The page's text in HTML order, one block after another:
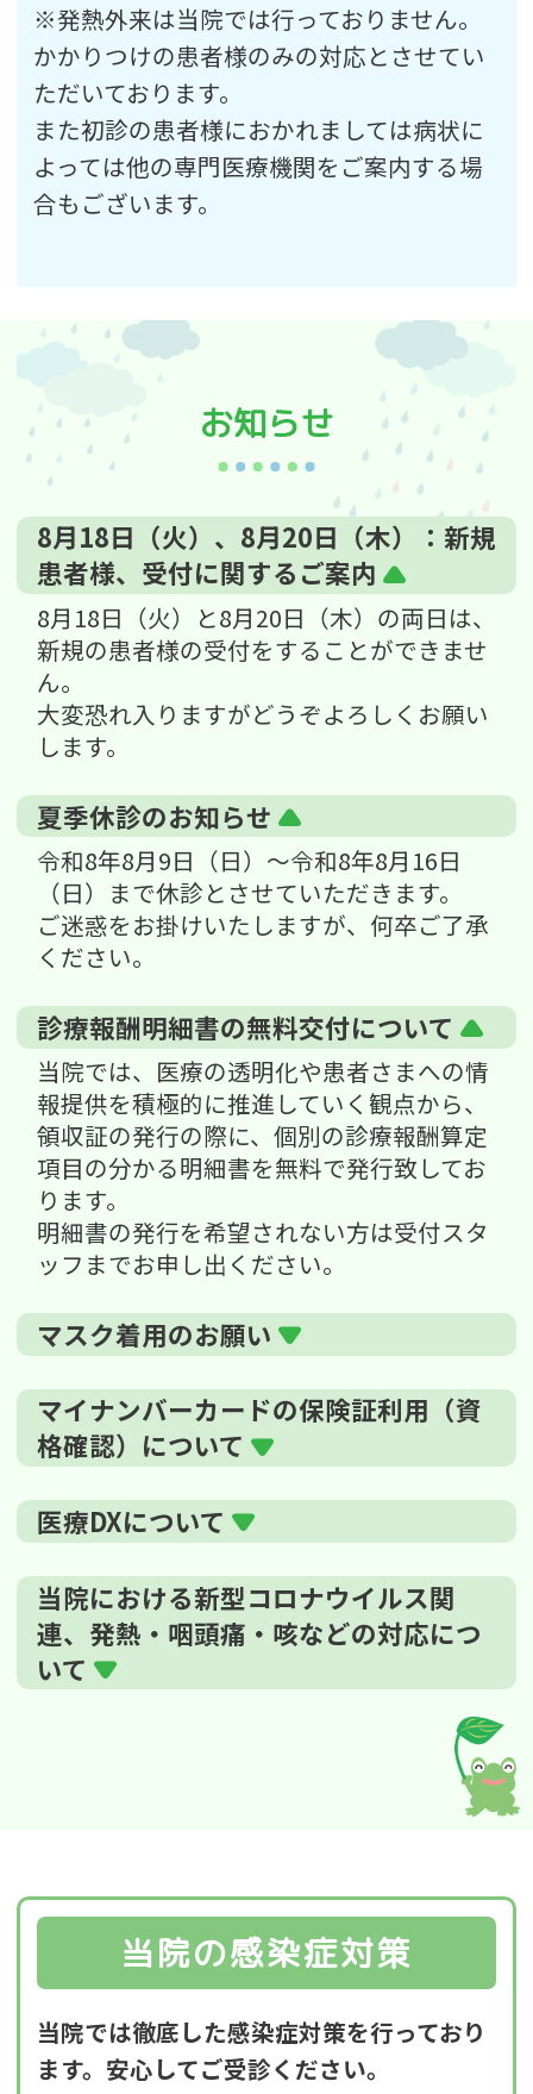
※発熱外来は当院では行っておりません。
かかりつけの患者様のみの対応とさせてい
ただいております。
また初診の患者様におかれましては病状に
よっては他の専門医療機関をご案内する場
合もございます。
お知らせ
8月18日（火）、8月20日（木）：新規
患者様、受付に関するご案内
8月18日（火）と8月20日（木）の両日は、
新規の患者様の受付をすることができませ
ん。
大変恐れ入りますがどうぞよろしくお願い
します。
夏季休診のお知らせ
令和8年8月9日（日）〜令和8年8月16日
（日）まで休診とさせていただきます。
ご迷惑をお掛けいたしますが、何卒ご了承
ください。
診療報酬明細書の無料交付について
当院では、医療の透明化や患者さまへの情
報提供を積極的に推進していく観点から、
領収証の発行の際に、個別の診療報酬算定
項目の分かる明細書を無料で発行致してお
ります。
明細書の発行を希望されない方は受付スタ
ッフまでお申し出ください。
マスク着用のお願い
マイナンバーカードの保険証利用（資
格確認）について
医療DXについて
当院における新型コロナウイルス関
連、発熱・咽頭痛・咳などの対応につ
いて
当院の感染症対策
当院では徹底した感染症対策を行っており
ます。安心してご受診ください。